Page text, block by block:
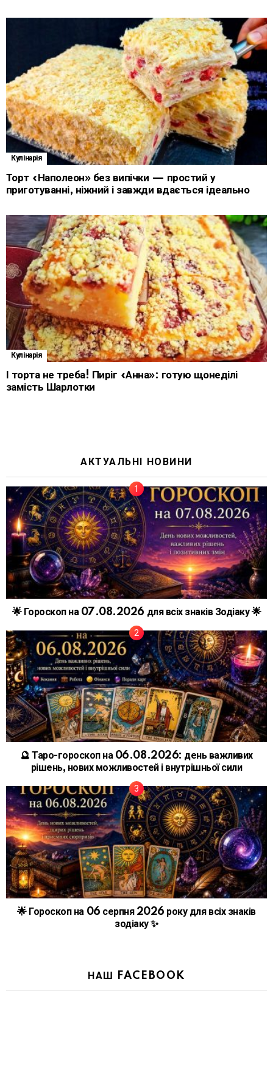
Кулінарія
Торт «Наполеон» без випічки — простий у
приготуванні, ніжний і завжди вдається ідеально
Кулінарія
І торта не треба! Пиріг «Анна»: готую щонеділі
замість Шарлотки
АКТУАЛЬНІ НОВИНИ
🌟 Гороскоп на 07.08.2026 для всіх знаків Зодіаку 🌟
🔮 Таро-гороскоп на 06.08.2026: день важливих
рішень, нових можливостей і внутрішньої сили
🌟 Гороскоп на 06 серпня 2026 року для всіх знаків
зодіаку ✨
НАШ FACEBOOK